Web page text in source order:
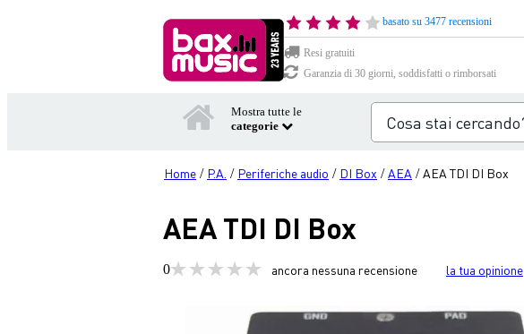
basato su 3477 recensioni
Resi gratuiti
Garanzia di 30 giorni, soddisfatti o rimborsati
Mostra tutte le
categorie
Home / P.A. / Periferiche audio / DI Box /AEA /AEA TDI DI Box
AEA TDI DI Box
0 ancora nessuna recensione la tua opinione